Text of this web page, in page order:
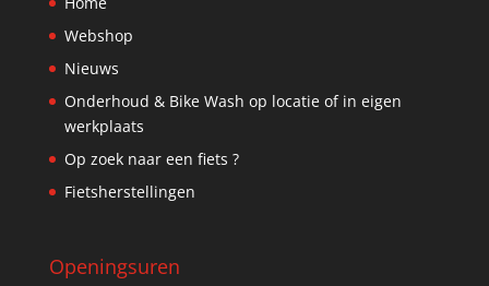
Webshop
Nieuws
Onderhoud & Bike Wash op locatie of in eigen
werkplaats
Op zoek naar een fiets ?
Fietsherstellingen
Openingsuren